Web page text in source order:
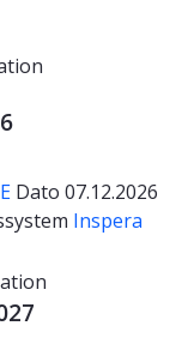
Dato 07.12.2026
Inspera